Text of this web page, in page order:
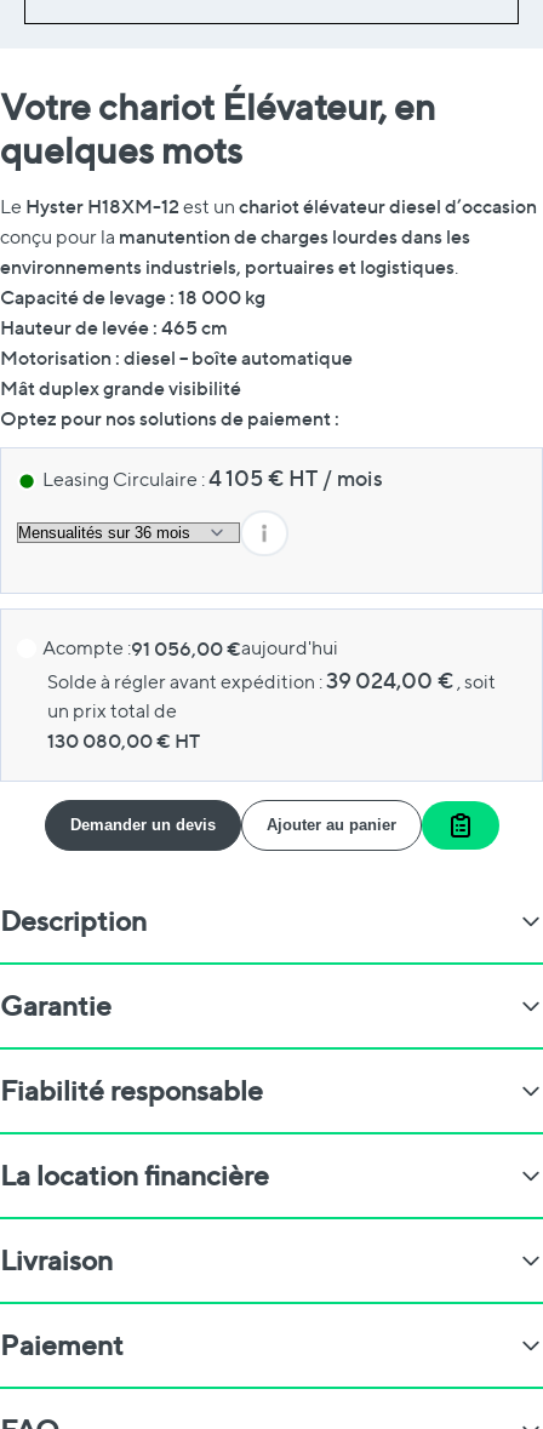
Votre chariot Élévateur, en
quelques mots
Le Hyster H18XM-12 est un chariot élévateur diesel d’occasion
conçu pour la manutention de charges lourdes dans les
environnements industriels, portuaires et logistiques.
Capacité de levage : 18 000 kg
Hauteur de levée : 465 cm
Motorisation : diesel – boîte automatique
Mât duplex grande visibilité
Optez pour nos solutions de paiement :
Leasing Circulaire :4 105€ HT / mois
Acompte :91 056,00 €aujourd'hui
Solde à régler avant expédition :39 024,00 € , soit
un prix total de
130 080,00€ HT
Demander un devis Ajouter au panier
Ajouter
Description
Garantie
Fiabilité responsable
La location financière
Livraison
Paiement